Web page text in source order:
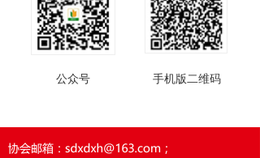
公众号 手机版二维码